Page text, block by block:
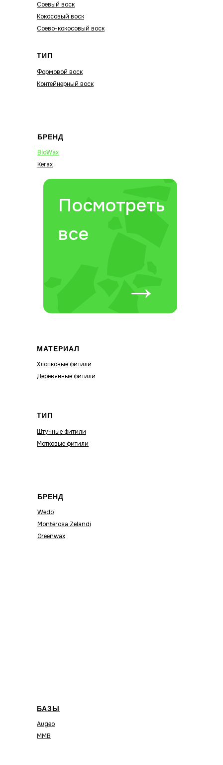
Соевый воск
Кокосовый воск
Соево-кокосовый воск
ТИП
Формовой воск
Контейнерный воск
БРЕНД
BioWax
Kerax
Посмотреть
все
→
МАТЕРИАЛ
Хлопковые фитили
Деревянные фитили
ТИП
Штучные фитили
Мотковые фитили
БРЕНД
Wedo
Monterosa Zelandi
Greenwax
БАЗЫ
Augeo
MMB